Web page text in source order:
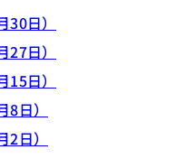
日）
日）
日）
日）
日）